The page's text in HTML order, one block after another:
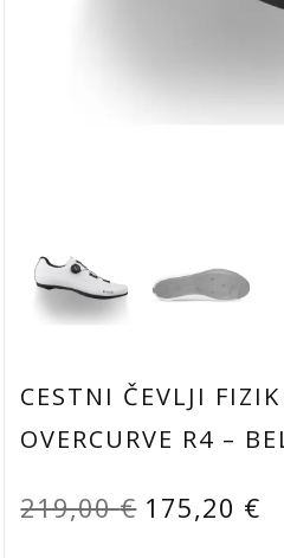
CESTNI ČEVLJI
OVERCURVE R4 –
219,00€ Izvirna
175,20 €